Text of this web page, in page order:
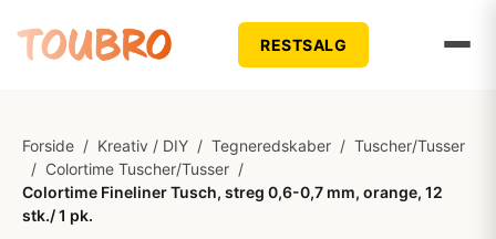
RESTSALG
Forside / Kreativ / DIY / Tegneredskaber / Tuscher/Tusser
/ Colortime Tuscher/Tusser /
Colortime Fineliner Tusch, streg 0,6-0,7 mm, orange, 12
stk./ 1 pk.